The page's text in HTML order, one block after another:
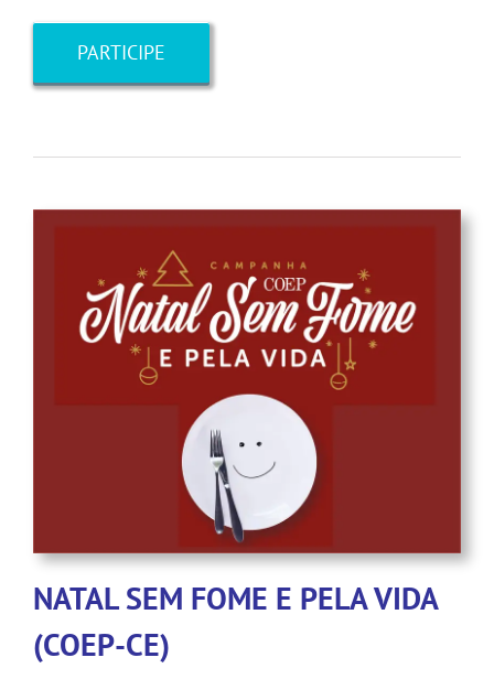
PARTICIPE
NATAL SEM FOME E PELA VIDA
(COEP-CE)